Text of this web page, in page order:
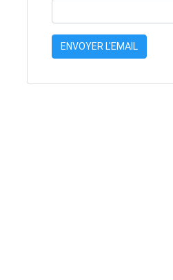
ENVOYER L'EMAIL